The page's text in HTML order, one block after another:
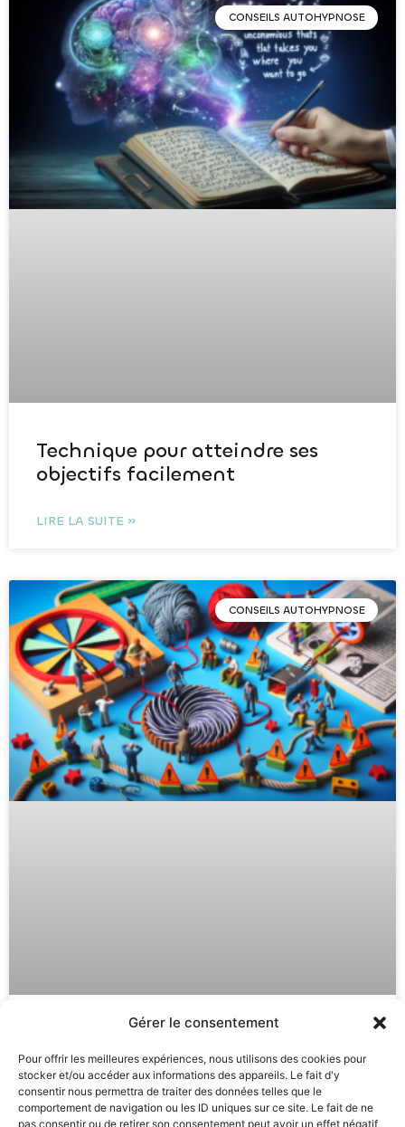
Gérer le consentement
Pour offrir les meilleures expériences, nous utilisons des cookies pour
stocker et/ou accéder aux informations des appareils. Le fait d'y
consentir nous permettra de traiter des données telles que le
comportement de navigation ou les ID uniques sur ce site. Le fait de ne
pas consentir ou de retirer son consentement peut avoir un effet négatif
CONSEILS AUTOHYPNOSE
Technique pour atteindre ses
objectifs facilement
LIRE LA SUITE »
CONSEILS AUTOHYPNOSE
pour Éviter la Routine et
Progresser